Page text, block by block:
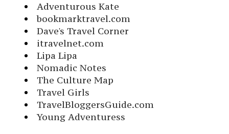
Adventurous Kate
bookmarktravel.com
Dave's Travel Corner
itravelnet.com
Lipa Lipa
Nomadic Notes
The Culture Map
Travel Girls
TravelBloggersGuide.com
Young Adventuress